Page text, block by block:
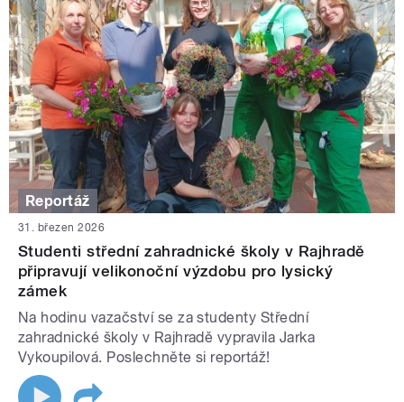
Reportáž
31. březen 2026
Studenti střední zahradnické školy v Rajhradě
připravují velikonoční výzdobu pro lysický
zámek
Na hodinu vazačství se za studenty Střední
zahradnické školy v Rajhradě vypravila Jarka
Vykoupilová. Poslechněte si reportáž!